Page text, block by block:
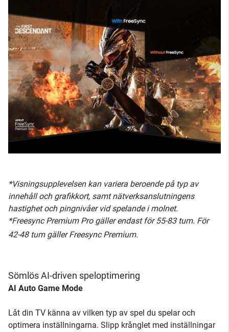
*Visningsupplevelsen kan variera beroende på typ av
innehåll och grafikkort, samt nätverksanslutningens
hastighet och pingnivåer vid spelande i molnet.
*Freesync Premium Pro gäller endast för 55-83 tum. För
42-48 tum gäller Freesync Premium.
Sömlös AI-driven speloptimering
AI Auto Game Mode
Låt din TV känna av vilken typ av spel du spelar och
optimera inställningarna. Slipp krånglet med inställningar